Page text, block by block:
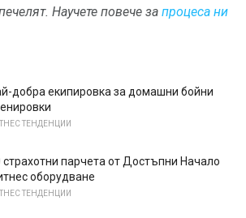
Научете повече за процеса ни
добра екипировка за домашни бойни
ТЕНДЕНЦИИ
страхотни парчета от Достъпни Начало
оборудване
ТЕНДЕНЦИИ